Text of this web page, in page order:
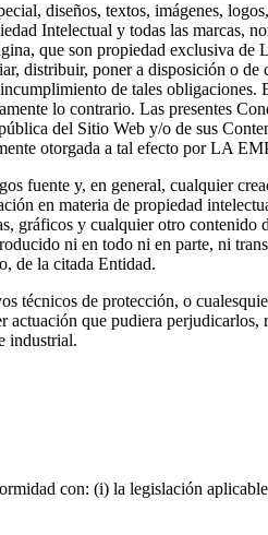
diseños, textos, imágenes,
Intelectual y todas las marcas,
que son propiedad exclusiva
distribuir, poner a disposición o
de tales
lo contrario. Las presentes
del Sitio Web y/o de sus
otorgada a tal efecto por LA
fuente y, en general, cualquier
en materia de propiedad
y cualquier otro
ni en todo ni en parte, ni
de la citada Entidad.
de protección, o
que pudiera
industrial.
con: (i) la legislación